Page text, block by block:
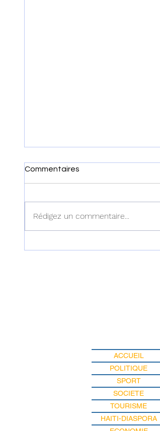
des mesures pour une
Commentaires
Rédigez un commentaire...
ACCUEIL
POLITIQUE
SPORT
SOCIETE
TOURISME
HAITI-DIASPORA